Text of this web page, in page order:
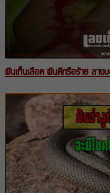
ฝันเห็นเลือด ฝันดีหรือร้าย ลาง